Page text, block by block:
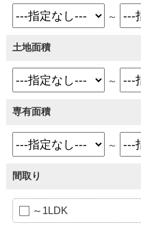
～
土地面積
～
専有面積
～
間取り
～1LDK